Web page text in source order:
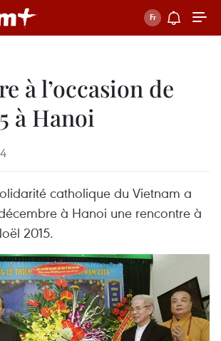
à l’occasion de
à Hanoi
catholique du Vietnam a
à Hanoi une rencontre à
2015.